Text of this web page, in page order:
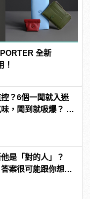
全新
！
？6個一聞就入迷
，聞到就吸爆？ |
是「對的人」？
答案很可能跟你想得